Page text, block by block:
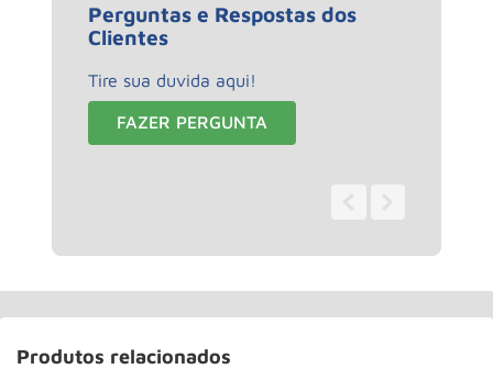
Perguntas e Respostas dos
Clientes
Tire sua duvida aqui!
FAZER PERGUNTA
Produtos relacionados